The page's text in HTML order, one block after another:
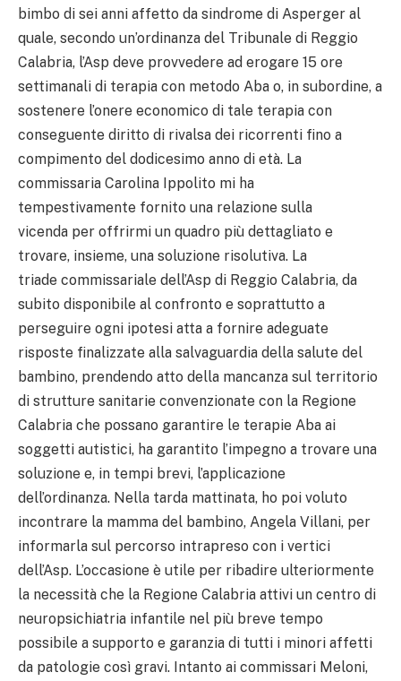
bimbo di sei anni affetto da sindrome di Asperger al
quale, secondo un’ordinanza del Tribunale di Reggio
Calabria, l’Asp deve provvedere ad erogare 15 ore
settimanali di terapia con metodo Aba o, in subordine, a
sostenere l’onere economico di tale terapia con
conseguente diritto di rivalsa dei ricorrenti fino a
compimento del dodicesimo anno di età. La
commissaria Carolina Ippolito mi ha
tempestivamente fornito una relazione sulla
vicenda per offrirmi un quadro più dettagliato e
trovare, insieme, una soluzione risolutiva. La
triade commissariale dell’Asp di Reggio Calabria, da
subito disponibile al confronto e soprattutto a
perseguire ogni ipotesi atta a fornire adeguate
risposte finalizzate alla salvaguardia della salute del
bambino, prendendo atto della mancanza sul territorio
di strutture sanitarie convenzionate con la Regione
Calabria che possano garantire le terapie Aba ai
soggetti autistici, ha garantito l’impegno a trovare una
soluzione e, in tempi brevi, l’applicazione
dell’ordinanza. Nella tarda mattinata, ho poi voluto
incontrare la mamma del bambino, Angela Villani, per
informarla sul percorso intrapreso con i vertici
dell’Asp. L’occasione è utile per ribadire ulteriormente
la necessità che la Regione Calabria attivi un centro di
neuropsichiatria infantile nel più breve tempo
possibile a supporto e garanzia di tutti i minori affetti
da patologie così gravi. Intanto ai commissari Meloni,